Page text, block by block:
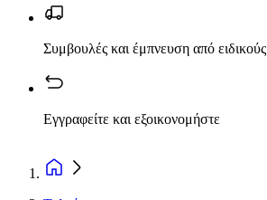
Συμβουλές και έμπνευση από ειδικούς
Εγγραφείτε και εξοικονομήστε